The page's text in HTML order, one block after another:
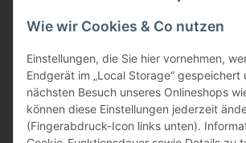
Gewerbering 17
84072 Au i.d. Hallertau
info@bauer-tore.de
Wie wir Cookies & Co nutzen
Einstellungen, die Sie hier vornehmen,
Endgerät im „Local Storage“ gespeichert
nächsten Besuch unseres Onlineshops
können diese Einstellungen jederzeit
(Fingerabdruck-Icon links unten).